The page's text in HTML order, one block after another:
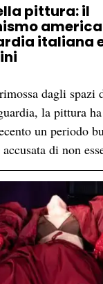
pittura: il
italiana
dagli spazi
la pittura
un periodo
di non